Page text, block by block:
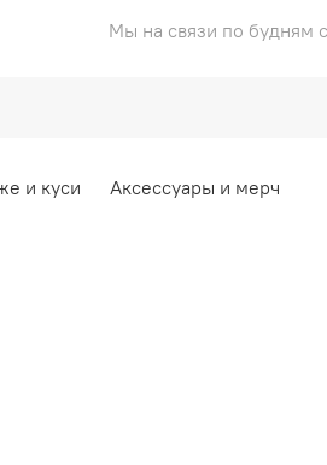
Мы на связи по будням
и куси
Аксессуары и мерч